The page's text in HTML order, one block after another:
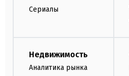
Сериалы
Недвижимость
Аналитика рынка